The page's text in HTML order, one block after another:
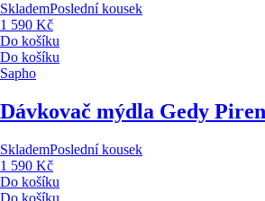
SklademPoslední kousek
1 590 Kč
Do košíku
Do košíku
Sapho
Dávkovač mýdla Gedy
SklademPoslední kousek
1 590 Kč
Do košíku